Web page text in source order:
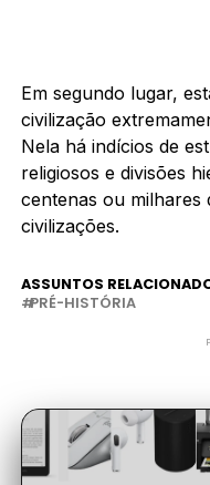
Em segundo lugar,
civilização
Nela há indícios de
religiosos e divisões
centenas ou milhares
civilizações.
ASSUNTOS
PRÉ-HISTÓRIA